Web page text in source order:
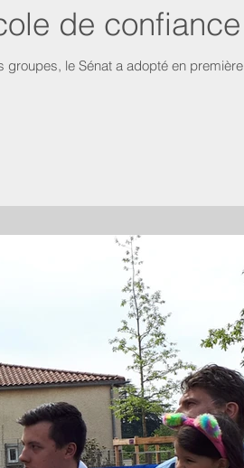
de confiance
groupes, le Sénat a adopté en première